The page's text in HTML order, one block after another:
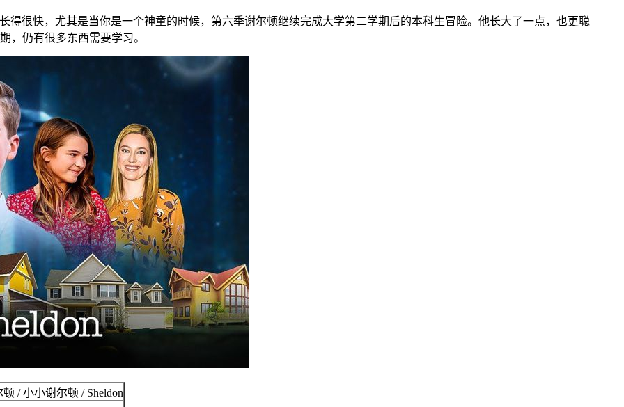
得很快，尤其是当你是一个神童的时候，第六季谢尔顿继续完成大学第二学期后的本科生冒险。他长大了一点，也更聪
，仍有很多东西需要学习。
/ 小小谢尔顿 / Sheldon